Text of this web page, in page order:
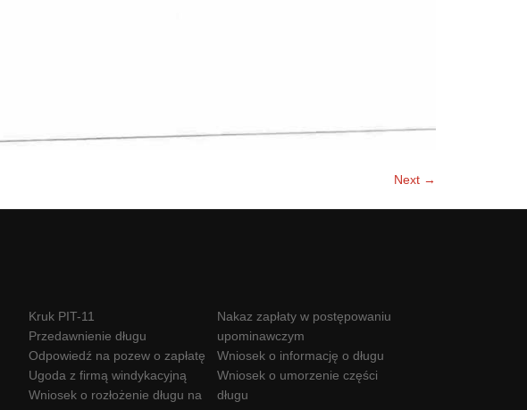
Next →
Kruk PIT-11
Przedawnienie długu
Odpowiedź na pozew o zapłatę
Ugoda z firmą windykacyjną
Wniosek o rozłożenie długu na
Nakaz zapłaty w postępowaniu
upominawczym
Wniosek o informację o długu
Wniosek o umorzenie części
długu